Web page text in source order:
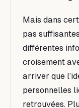
Mais dans
pas
différentes
croisement
arriver que
personnelles
retrouvées.